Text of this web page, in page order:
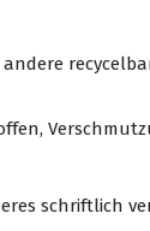
schriftlich